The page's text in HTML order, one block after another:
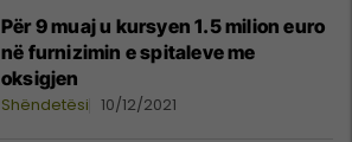
Për 9 muaj u kursyen 1.5 milion euro
në furnizimin e spitaleve me
oksigjen
Shëndetësi 10/12/2021